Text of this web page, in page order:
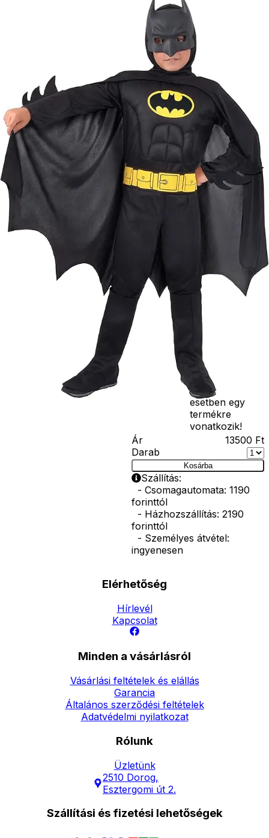
Egyéb
hőtől kérjük távol
tartani. A
adódó
jelmezcserénél a
postaköltségek a
vevőt terhelik!
Jelmezcserénél
postaköltséget
csak minőségi
probléma esetén
tudjuk átvállalni.
Tájékoztatjuk
kedves
vásárlóinkat,
a jelmezek nem
tartalmazzák a
kiegészítőket,
például harisnya,
ékszer, cipő,
paróka, kesztyű,
kardok, kemény
kalapok,
varázspálca,
seprű, szakáll,
bajusz, műanyag
vasvilla, stb.
Amennyiben a
képen több
termék szerepel,
az ár minden
esetben egy
termékre
vonatkozik!
Ár
13500 Ft
Darab
Kosárba
Szállítás:
- Csomagautomata: 1190
forinttól
- Házhozszállítás: 2190
forinttól
- Személyes átvétel:
ingyenesen
Elérhetőség
Hírlevél
Kapcsolat
Minden a vásárlásról
Vásárlási feltételek és elállás
Garancia
Általános szerződési feltételek
Adatvédelmi nyilatkozat
Rólunk
Üzletünk
2510 Dorog,
Esztergomi út 2.
Szállítási és fizetési lehetőségek